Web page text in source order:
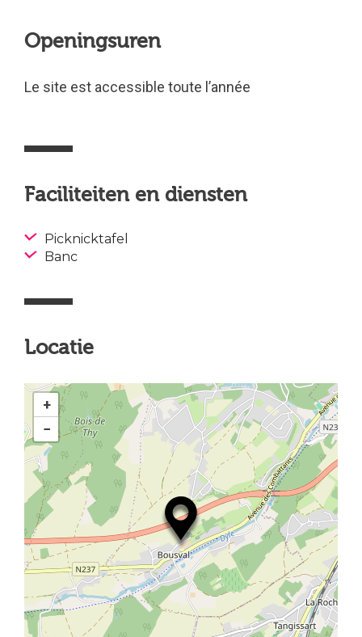
Openingsuren
Le site est accessible toute l’année
Faciliteiten en diensten
Picknicktafel
Banc
Locatie
+
−